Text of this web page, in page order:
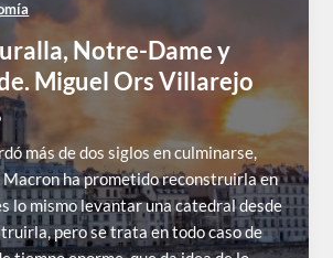
Notre-Dame y
Miguel Ors Villarejo
más de dos siglos en culminarse,
Macron ha prometido reconstruirla en
lo mismo levantar una catedral desde
pero se trata en todo caso de